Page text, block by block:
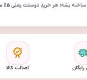
ساخته بشه؛ هر خریدِ دوستت یعنی۵٪ سکهٔ نقره‌ای
اصالت کالا